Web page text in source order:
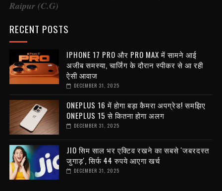
Raipur (C.G)
RECENT POSTS
IPHONE 17 PRO और PRO MAX में सामने आई
अजीब समस्या, चार्जिंग के दौरान स्पीकर से आ रही
ऐसी आवाज
DECEMBER 31, 2025
ONEPLUS 16 में होगा बड़ा कैमरा अपग्रेड! समझिए
ONEPLUS 15 से कितना होगा अलग
DECEMBER 31, 2025
JIO सिम साल भर एक्टिव रखने का सबसे 'जबरदस्त
जुगाड़', सिर्फ 44 रुपये आएगा खर्च
DECEMBER 31, 2025